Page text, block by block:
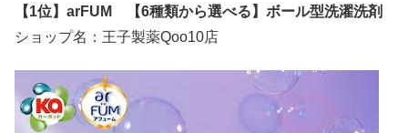
【1位】arFUM 【6種類から選べる】ボール型洗濯洗剤
ショップ名：王子製薬Qoo10店